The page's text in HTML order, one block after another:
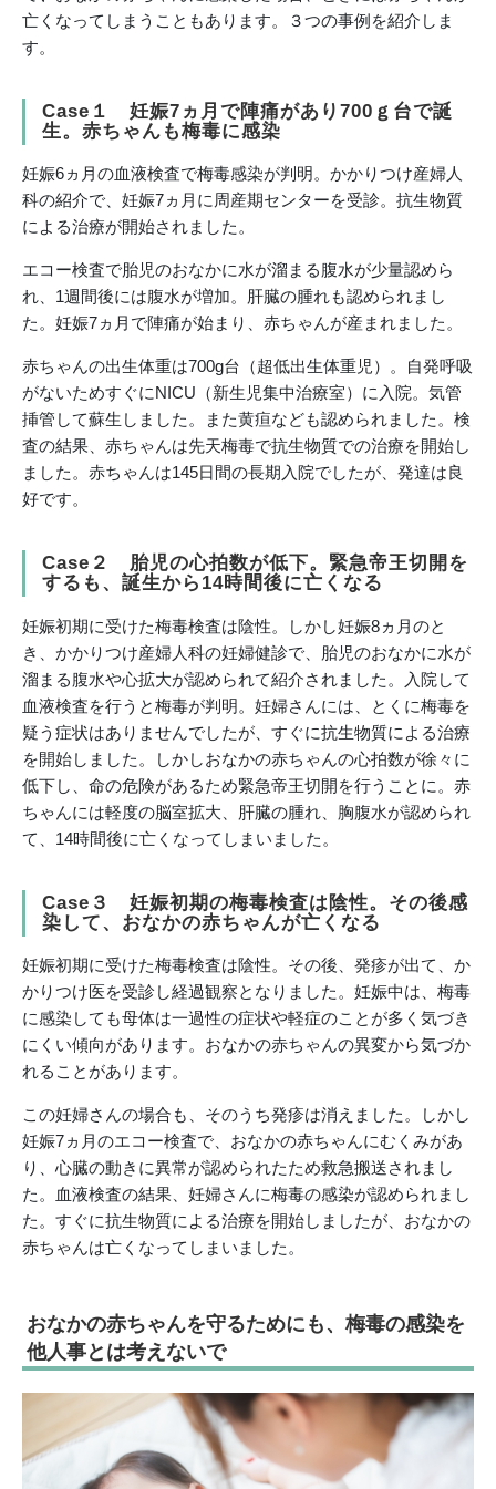
亡くなってしまうこともあります。３つの事例を紹介しま
す。
Case１ 妊娠7ヵ月で陣痛があり700ｇ台で誕
生。赤ちゃんも梅毒に感染
妊娠6ヵ月の血液検査で梅毒感染が判明。かかりつけ産婦人
科の紹介で、妊娠7ヵ月に周産期センターを受診。抗生物質
による治療が開始されました。
エコー検査で胎児のおなかに水が溜まる腹水が少量認めら
れ、1週間後には腹水が増加。肝臓の腫れも認められまし
た。妊娠7ヵ月で陣痛が始まり、赤ちゃんが産まれました。
赤ちゃんの出生体重は700g台（超低出生体重児）。自発呼吸
がないためすぐにNICU（新生児集中治療室）に入院。気管
挿管して蘇生しました。また黄疸なども認められました。検
査の結果、赤ちゃんは先天梅毒で抗生物質での治療を開始し
ました。赤ちゃんは145日間の長期入院でしたが、発達は良
好です。
Case２ 胎児の心拍数が低下。緊急帝王切開を
するも、誕生から14時間後に亡くなる
妊娠初期に受けた梅毒検査は陰性。しかし妊娠8ヵ月のと
き、かかりつけ産婦人科の妊婦健診で、胎児のおなかに水が
溜まる腹水や心拡大が認められて紹介されました。入院して
血液検査を行うと梅毒が判明。妊婦さんには、とくに梅毒を
疑う症状はありませんでしたが、すぐに抗生物質による治療
を開始しました。しかしおなかの赤ちゃんの心拍数が徐々に
低下し、命の危険があるため緊急帝王切開を行うことに。赤
ちゃんには軽度の脳室拡大、肝臓の腫れ、胸腹水が認められ
て、14時間後に亡くなってしまいました。
Case３ 妊娠初期の梅毒検査は陰性。その後感
染して、おなかの赤ちゃんが亡くなる
妊娠初期に受けた梅毒検査は陰性。その後、発疹が出て、か
かりつけ医を受診し経過観察となりました。妊娠中は、梅毒
に感染しても母体は一過性の症状や軽症のことが多く気づき
にくい傾向があります。おなかの赤ちゃんの異変から気づか
れることがあります。
この妊婦さんの場合も、そのうち発疹は消えました。しかし
妊娠7ヵ月のエコー検査で、おなかの赤ちゃんにむくみがあ
り、心臓の動きに異常が認められたため救急搬送されまし
た。血液検査の結果、妊婦さんに梅毒の感染が認められまし
た。すぐに抗生物質による治療を開始しましたが、おなかの
赤ちゃんは亡くなってしまいました。
おなかの赤ちゃんを守るためにも、梅毒の感染を
他人事とは考えないで